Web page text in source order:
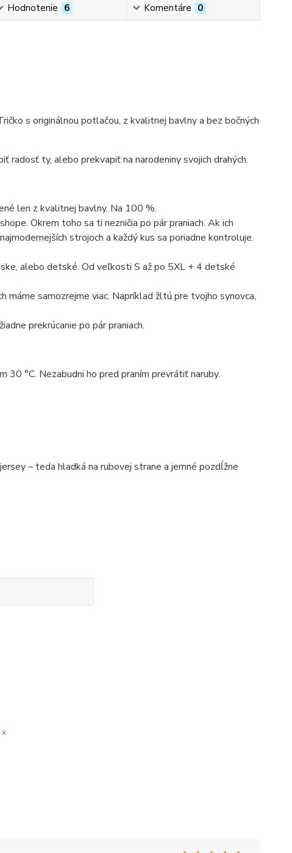
Hodnotenie 6 Komentáre 0
s originálnou potlačou, z kvalitnej bavlny a bez bočných
radosť ty, alebo prekvapiť na narodeniny svojich drahých.
len z kvalitnej bavlny. Na 100 %.
Okrem toho sa ti nezničia po pár praniach. Ak ich
strojoch a každý kus sa poriadne kontroluje.
alebo detské. Od veľkosti S až po 5XL + 4 detské
máme samozrejme viac. Napríklad žltú pre tvojho synovca,
prekrúcanie po pár praniach.
30 °C. Nezabudni ho pred praním prevrátiť naruby.
– teda hladká na rubovej strane a jemné pozdĺžne
x